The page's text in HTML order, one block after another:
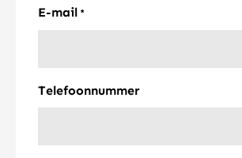
E-mail *
Telefoonnummer